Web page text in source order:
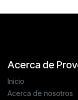
Acerca de
Inicio
Acerca de nosotros